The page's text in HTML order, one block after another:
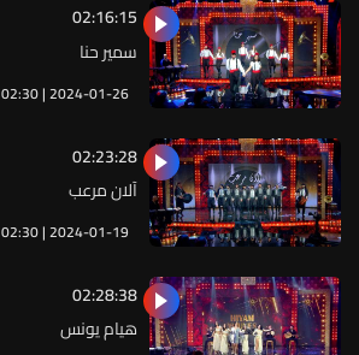
02:30 | 2024-01-26
سمير حنا
02:16:15
02:30 | 2024-01-19
آلان مرعب
02:23:28
هيام يونس
02:28:38